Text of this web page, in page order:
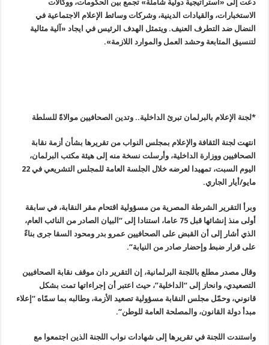
دعت إلى «استراتيجية دولية شاملة» تجمع بين الحكومات، ووكالات
الاستخبارات، والقيادات الدينية، وشركات وسائط الإعلام الاجتماعية في
النضال ضد التطرف العنيف. ويتمثل الهدف الرئيس في ايجاد «آلية مثالية
لتنسيق المتابعة وحشد العمل والموارد اللازمة».
*لجنة الإعلام بالبرلمان تبرئ الداخلية.. وتدين الصحافيين موالاةً للسلطة
انتهت لجنة الثقافة والإعلام بمجلس النواب من تقريرها بشأن أزمة نقابة
الصحافيين ووزارة الداخلية، وأرسلت نسخة منه إلى هيئة مكتب البرلمان،
اليوم السبت، تمهيدا لعرضه خلال الجلسة العامة للمجلس التشريعي في 22
مايو/أيار الجاري.
وبرأ التقرير الشرطة المصرية من مسؤولية اقتحام مقر النقابة، في سابقة
أولى منذ إنشائها قبل 75 عاما، استنادا إلى “البيان الصادر من النائب العام،
الذي أشار إلى أن القبض على الصحافيين عمرو بدر ومحود السقا جرى بناءً
على قرار ضبط وإحضار صادر من النيابة“.
وقال مصدر مطلع باللجنة البرلمانية، إن التقرير دان موقف نقابة الصحافيين
التصعيدي، وانحاز إلى “الداخلية”، حيث اعتبر أن إجراءاتها تمت بشكل
قانوني، وحمّل مجلس النقابة مسؤولية تصعيد الأزمة، وطالبه بما سمّاه“ إعلاء
مبدأ دولة القانون، والمصلحة العامة للوطن“.
واستندت اللجنة في تقريرها إلى شهادات نواب اللجنة الذين اجتمعوا مع